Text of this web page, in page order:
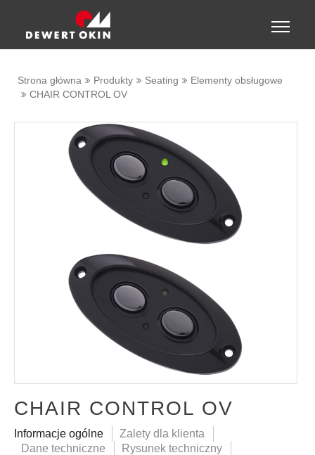
Toggle
Strona główna Produkty Seating
Elementy obsługowe
CHAIR CONTROL OV
CHAIR CONTROL OV
Informacje ogólne
Zalety dla klienta
Dane techniczne
Rysunek techniczny